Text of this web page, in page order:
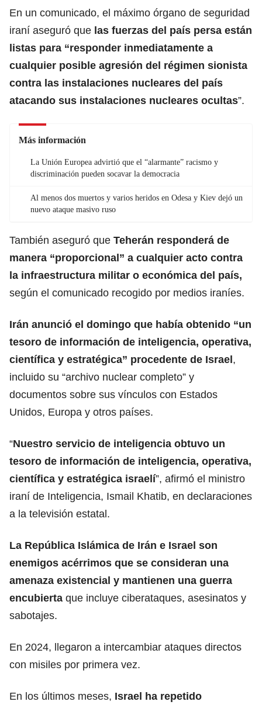
En un comunicado, el máximo órgano de seguridad
iraní aseguró que las fuerzas del país persa están
listas para “responder inmediatamente a
cualquier posible agresión del régimen sionista
contra las instalaciones nucleares del país
atacando sus instalaciones nucleares ocultas”.
Más información
La Unión Europea advirtió que el “alarmante” racismo y
discriminación pueden socavar la democracia
Al menos dos muertos y varios heridos en Odesa y Kiev dejó un
nuevo ataque masivo ruso
También aseguró que Teherán responderá de
manera “proporcional” a cualquier acto contra
la infraestructura militar o económica del país,
según el comunicado recogido por medios iraníes.
Irán anunció el domingo que había obtenido “un
tesoro de información de inteligencia, operativa,
científica y estratégica” procedente de Israel,
incluido su “archivo nuclear completo” y
documentos sobre sus vínculos con Estados
Unidos, Europa y otros países.
“Nuestro servicio de inteligencia obtuvo un
tesoro de información de inteligencia, operativa,
científica y estratégica israelí”, afirmó el ministro
iraní de Inteligencia, Ismail Khatib, en declaraciones
a la televisión estatal.
La República Islámica de Irán e Israel son
enemigos acérrimos que se consideran una
amenaza existencial y mantienen una guerra
encubierta que incluye ciberataques, asesinatos y
sabotajes.
En 2024, llegaron a intercambiar ataques directos
con misiles por primera vez.
En los últimos meses, Israel ha repetido